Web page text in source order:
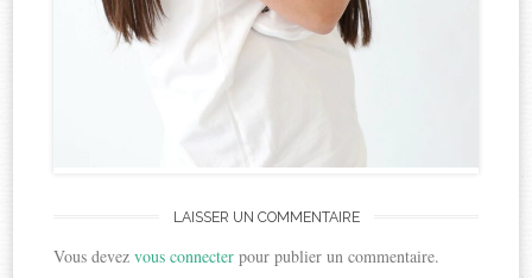
LAISSER UN COMMENTAIRE
Vous devezvous connecter pour publier un commentaire.